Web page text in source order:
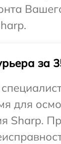
за
для
Sharp.